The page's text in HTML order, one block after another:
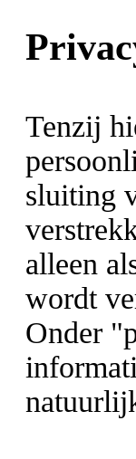
Tenzij
sluiting
alleen
wordt
Onder